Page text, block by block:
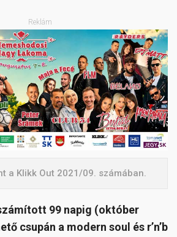
Reklám
a Klikk Out 2021/09. számában.
99 napig (október
csupán a modern soul és r’n’b